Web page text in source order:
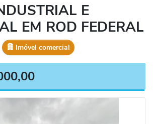
E
EM ROD FEDERAL
Imóvel comercial